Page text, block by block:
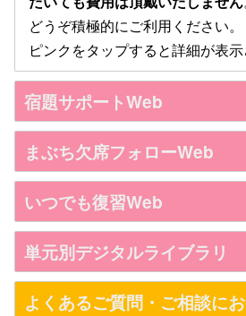
どうぞ積極的にご利用ください。
ピンクをタップすると詳細が表示
宿題サポートWeb
まぶち欠席フォローWeb
いつでも復習Web
単元別デジタルライブラリ
よくあるご質問・ご相談に